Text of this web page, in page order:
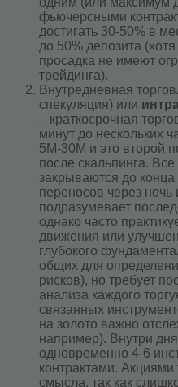
фьючерсными
достигать 30-50% в
до 50% депозита
просадка не имеют
трейдинга).
Внутредневная
спекуляция) или
– краткосрочная
минут до нескольких
5M-30M и это второй
после скальпинга.
закрываются до конца
переносов через
подразумевает
однако часто
движения или
глубокого
общих для
рисков), но требует
анализа каждого
связанных
на золото важно
например). Внутри
одновременно 4-6
контрактами. Акциями
смысла, так как